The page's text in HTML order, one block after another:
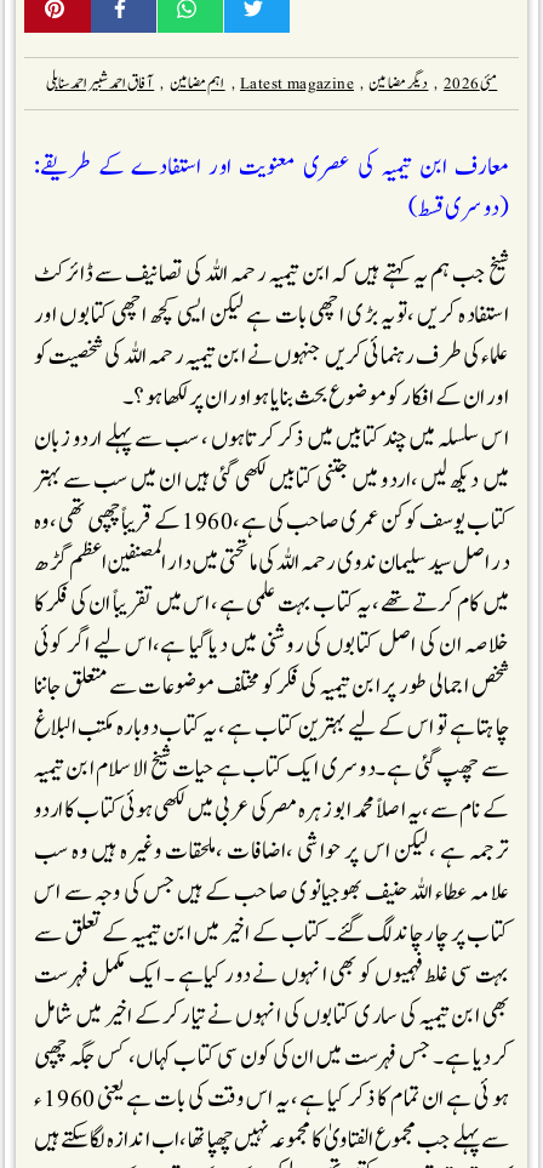
مئی 2026 , دیگر مضامین ,
Latest magazine
, اہم مضامین , آفاق احمد شبیر احمد سنابلی
معارف ابن تیمیہ کی عصری معنویت اور استفادے کے طریقے:
(دوسری قسط)
شیخ جب ہم یہ کہتے ہیں کہ ابن تیمیہ رحمہ اللہ کی تصانیف سے ڈائرکٹ
استفادہ کریں ،تویہ بڑی اچھی بات ہے لیکن ایسی کچھ اچھی کتابوں اور
علماء کی طرف رہنمائی کریں جنہوں نے ابن تیمیہ رحمہ اللہ کی شخصیت کو
اور ان کے افکار کو موضوع بحث بنایا ہو اور ان پر لکھا ہو؟۔
اس سلسلہ میں چند کتابیں میں ذکر کرتاہوں ، سب سے پہلے اردو زبان
میں دیکھ لیں ،اردو میں جتنی کتابیں لکھی گئی ہیں ان میں سب سے بہتر
کتاب یوسف کوکن عمری صاحب کی ہے ،1960کے قریباً چھپی تھی ، وہ
در اصل سید سلیمان ندوی رحمہ اللہ کی ماتحتی میں دار المصنفین اعظم گڑ ھ
میں کام کرتے تھے، یہ کتاب بہت علمی ہے ،اس میں تقریباً ان کی فکر کا
خلاصہ ان کی اصل کتابوں کی روشنی میں دیاگیا ہے،اس لیے اگر کوئی
شخص اجمالی طور پر ابن تیمیہ کی فکر کو مختلف موضوعات سے متعلق جاننا
چاہتا ہے تو اس کے لیے بہترین کتاب ہے ،یہ کتاب دوبارہ مکتب البلاغ
سے چھپ گئی ہے ۔دوسری ایک کتاب ہے حیات شیخ الاسلام ابن تیمیہ
کے نام سے ،یہ اصلاً محمد ابوزہرہ مصر کی عربی میں لکھی ہوئی کتاب کا اردو
ترجمہ ہے ،لیکن اس پر حواشی ،اضافات ،ملحقات وغیرہ ہیں وہ سب
علامہ عطاء اللہ حنیف بھوجیانوی صاحب کے ہیں جس کی وجہ سے اس
کتاب پر چار چاند لگ گئے ۔ کتاب کے اخیر میں ابن تیمیہ کے تعلق سے
بہت سی غلط فہمیوں کو بھی انہوں نے دور کیاہے ۔ ایک مکمل فہر ست
بھی ابن تیمیہ کی ساری کتابوں کی انہوں نے تیار کرکے اخیر میں شامل
کردیا ہے ۔ جس فہرست میں ان کی کون سی کتاب کہاں، کس جگہ چھپی
ہو ئی ہے ان تمام کا ذکر کیا ہے ،یہ اس وقت کی بات ہے یعنی 1960 ء
سے پہلے جب مجموع الفتاویٰ کا مجموعہ نہیں چھپا تھا ،اب اندازہ لگا سکتے ہیں